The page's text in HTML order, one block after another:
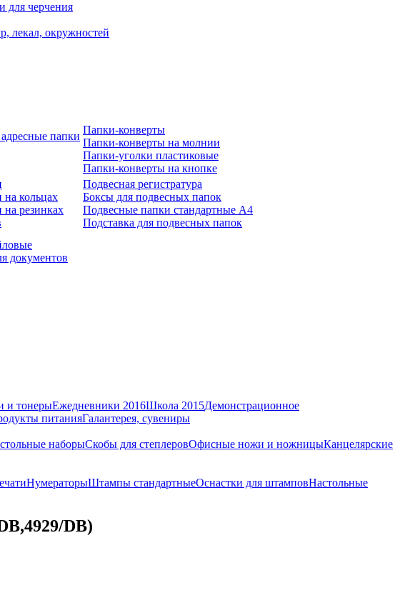
для черчения
лекал, окружностей
папки
Папки-конверты
Папки-конверты на молнии
Папки-уголки пластиковые
Папки-конверты на кнопке
кольцах
резинках
Подвесная регистратура
Боксы для подвесных папок
Подвесные папки стандартные А4
Подставка для подвесных папок
документов
и тонерыЕжедневники 2016Школа 2015Демонстрационное
питанияГалантерея, сувениры
наборыСкобы для степлеровОфисные ножи и ножницыКанцелярские
НумераторыШтампы стандартныеОснастки для штамповНастольные
DB)